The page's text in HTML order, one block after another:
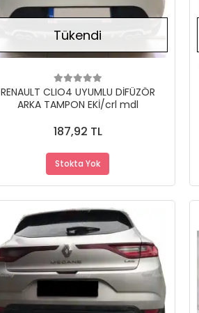
Tükendi
RENAULT CLIO4 UYUMLU DİFÜZÖR
ARKA TAMPON EKİ/crl mdl
187,92 TL
Stokta Yok
Stokta Yok